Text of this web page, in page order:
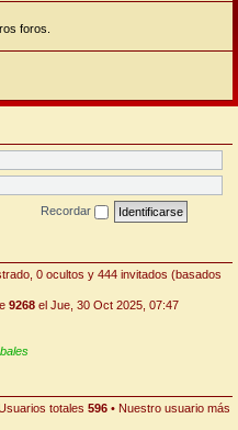
foros.
Recordar
0 ocultos y 444 invitados (basados
9268 el Jue, 30 Oct 2025, 07:47
totales 596 • Nuestro usuario más